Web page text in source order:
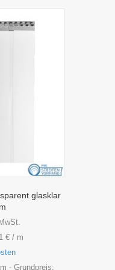
Varianten
auf.
Die
glasklar
€/ m
m - Grundpreis: